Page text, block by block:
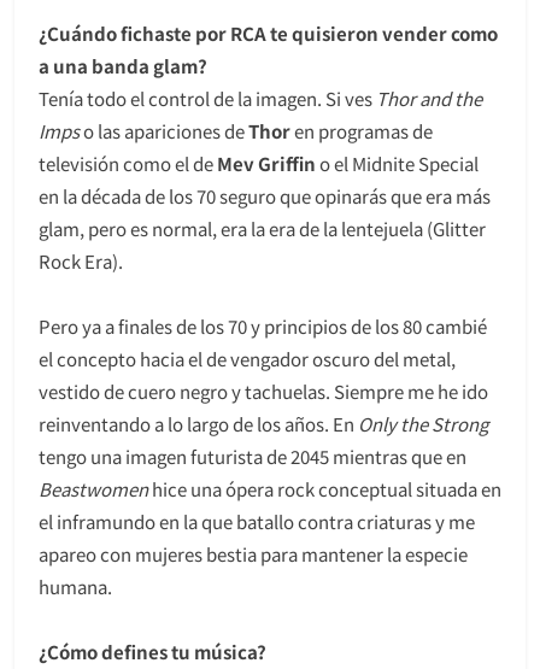
¿Cuándo fichaste por RCA te quisieron vender como
a una banda glam?
Tenía todo el control de la imagen. Si ves Thor and the
Impso las apariciones deThoren programas de
televisión como el deMev Griffino el Midnite Special
en la década de los 70 seguro que opinarás que era más
glam, pero es normal, era la era de la lentejuela (Glitter
Rock Era).
Pero ya a finales de los 70 y principios de los 80 cambié
el concepto hacia el de vengador oscuro del metal,
vestido de cuero negro y tachuelas. Siempre me he ido
reinventando a lo largo de los años. En Only the Strong
tengo una imagen futurista de 2045 mientras que en
Beastwomenhice una ópera rock conceptual situada en
el inframundo en la que batallo contra criaturas y me
apareo con mujeres bestia para mantener la especie
humana.
¿Cómo defines tu música?